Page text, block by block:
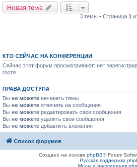
Новая тема
3 темы • Страница 1
КТО СЕЙЧАС НА КОНФЕРЕНЦИИ
Сейчас этот форум просматривают: нет
гостя
ПРАВА ДОСТУПА
Вы не можете начинать темы
Вы не можете отвечать на сообщения
Вы не можете редактировать свои сообщения
Вы не можете удалять свои сообщения
Вы не можете добавлять вложения
Список форумов
Создано на основе phpBB® Forum
Русская поддержка
Моды и расширения